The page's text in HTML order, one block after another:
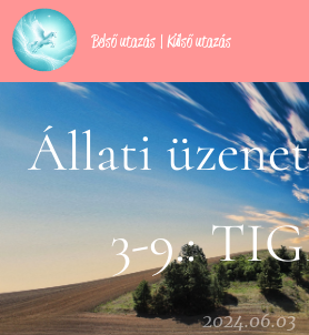
Belső utazás | Külső utazás
Állati
3-9.:
2024.06.03